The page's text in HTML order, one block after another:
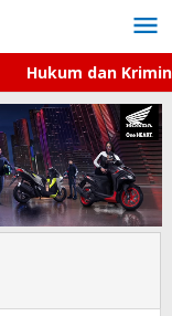
Hukum dan